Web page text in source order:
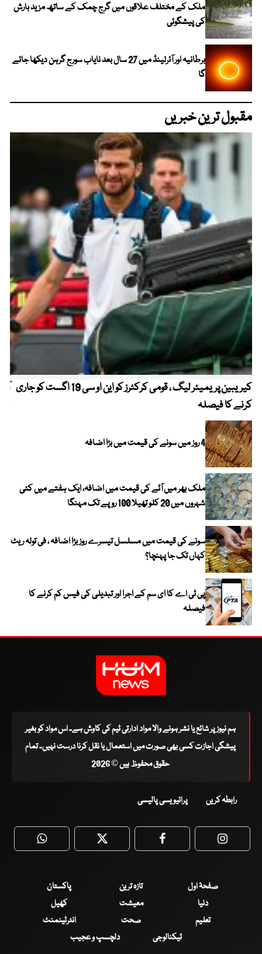
ملک کے مختلف علاقوں میں گرج چمک کے ساتھ مزید بارش
کی پیشگوئی
برطانیہ اور آئرلینڈ میں 27 سال بعد نایاب سورج گرہن دیکھا جائے
گا
مقبول ترین خبریں
کیریبین پریمیئر لیگ ، قومی کرکٹرز کو این او سی 19 اگست کو جاری
کرنے کا فیصلہ
4 روز میں سونے کی قیمت میں بڑا اضافہ
ملک بھر میں آٹے کی قیمت میں اضافہ، ایک ہفتے میں کئی
شہروں میں 20 کلو تھیلا 100 روپے تک مہنگا
سونے کی قیمت میں مسلسل تیسرے روز بڑا اضافہ ، فی تولہ ریٹ
کہاں تک جا پہنچا؟
پی ٹی اے کا ای سم کے اجرا اور تبدیلی کی فیس کم کرنے کا
فیصلہ
ہم نیوز پر شائع یا نشر ہونے والا مواد ادارتی ٹیم کی کاوش ہے۔ اس مواد کو بغیر
پیشگی اجازت کسی بھی صورت میں استعمال یا نقل کرنا درست نہیں۔ تمام
حقوق محفوظ ہیں © 2026
رابطہ کریں پرائیویسی پالیسی
WhatsApp Twitter Facebook
صفحۂ اول تازہ ترین
پاکستان
دنیا
معیشت
کھیل
تعلیم
صحت
انٹرٹینمنٹ
ٹیکنالوجی
دلچسپ و عجیب